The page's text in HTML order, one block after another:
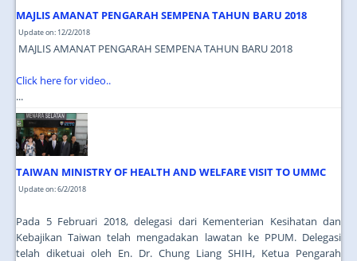
MAJLIS AMANAT PENGARAH SEMPENA TAHUN BARU 2018
Update on: 12/2/2018
MAJLIS AMANAT PENGARAH SEMPENA TAHUN BARU 2018
Click here for video..
...
TAIWAN MINISTRY OF HEALTH AND WELFARE VISIT TO UMMC
Update on: 6/2/2018
Pada 5 Februari 2018, delegasi dari Kementerian Kesihatan dan
Kebajikan Taiwan telah mengadakan lawatan ke PPUM. Delegasi
telah diketuai oleh En. Dr. Chung Liang SHIH, Ketua Pengarah